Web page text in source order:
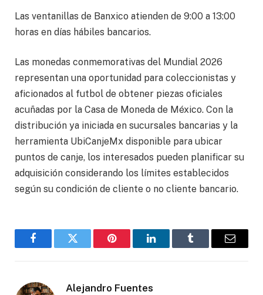
Las ventanillas de Banxico atienden de 9:00 a 13:00
horas en días hábiles bancarios.
Las monedas conmemorativas del Mundial 2026
representan una oportunidad para coleccionistas y
aficionados al futbol de obtener piezas oficiales
acuñadas por la Casa de Moneda de México. Con la
distribución ya iniciada en sucursales bancarias y la
herramienta UbiCanjeMx disponible para ubicar
puntos de canje, los interesados pueden planificar su
adquisición considerando los límites establecidos
según su condición de cliente o no cliente bancario.
FacebookGorjeo Pinterest LinkedInTumblr
Correo
Alejandro Fuentes